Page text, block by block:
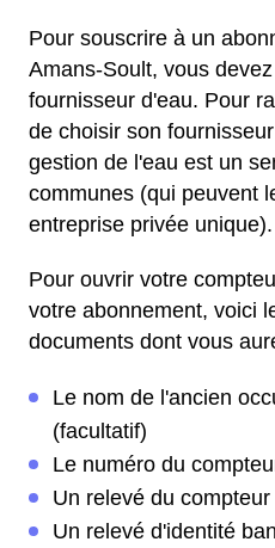
Pour souscrire à un
Amans-Soult, vous
fournisseur d'eau. Pour
de choisir son
gestion de l'eau est un
communes (qui peuvent
entreprise privée unique).
Pour ouvrir votre
votre abonnement, voici
documents dont vous
Le nom de l'ancien
(facultatif)
Le numéro du
Un relevé du compteur
Un relevé d'identité